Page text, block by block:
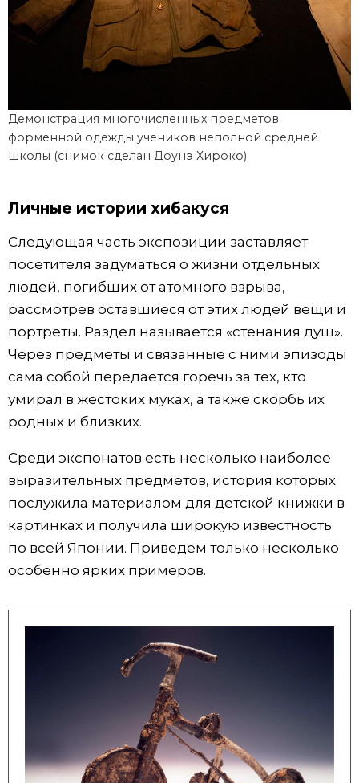
Демонстрация многочисленных предметов
форменной одежды учеников неполной средней
школы (снимок сделан Доунэ Хироко)
Личные истории хибакуся
Следующая часть экспозиции заставляет
посетителя задуматься о жизни отдельных
людей, погибших от атомного взрыва,
рассмотрев оставшиеся от этих людей вещи и
портреты. Раздел называется «стенания душ».
Через предметы и связанные с ними эпизоды
сама собой передается горечь за тех, кто
умирал в жестоких муках, а также скорбь их
родных и близких.
Среди экспонатов есть несколько наиболее
выразительных предметов, история которых
послужила материалом для детской книжки в
картинках и получила широкую известность
по всей Японии. Приведем только несколько
особенно ярких примеров.